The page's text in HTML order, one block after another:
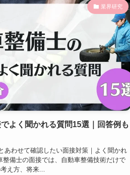
業界研究
よく聞かれる質問15選｜回答例も
あわせて確認したい面接対策｜よく聞かれ
整備士の面接では、自動車整備技術だけで
え方、将来...